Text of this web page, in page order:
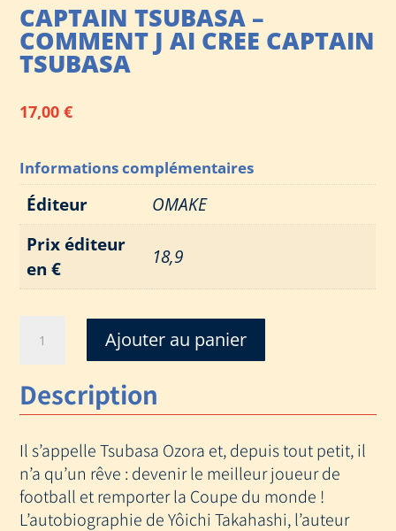
CAPTAIN TSUBASA –
COMMENT J AI CREE CAPTAIN
TSUBASA
17,00€
Informations complémentaires
Éditeur
OMAKE
Prix éditeur
en €
18,9
CAPTAIN
TSUBASA
-
J
AI
CREE
CAPTAIN
Ajouter au panier
Description
Il s’appelle Tsubasa Ozora et, depuis tout petit, il
n’a qu’un rêve : devenir le meilleur joueur de
football et remporter la Coupe du monde !
L’autobiographie de Yôichi Takahashi, l’auteur